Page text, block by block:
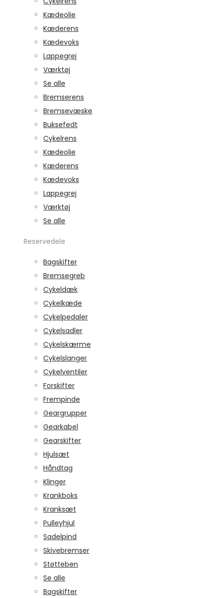
Kædeolie
Kæderens
Kædevoks
Lappegrej
Værktøj
Se alle
Bremserens
Bremsevæske
Buksefedt
Cykelrens
Kædeolie
Kæderens
Kædevoks
Lappegrej
Værktøj
Se alle
Reservedele
Bagskifter
Bremsegreb
Cykeldæk
Cykelkæde
Cykelpedaler
Cykelsadler
Cykelskærme
Cykelslanger
Cykelventiler
Forskifter
Frempinde
Geargrupper
Gearkabel
Gearskifter
Hjulsæt
Håndtag
Klinger
Krankboks
Kranksæt
Pulleyhjul
Sadelpind
Skivebremser
Støtteben
Se alle
Bagskifter